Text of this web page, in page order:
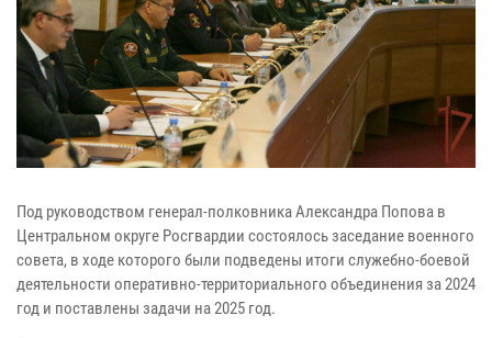
Под руководством генерал-полковника Александра Попова в
Центральном округе Росгвардии состоялось заседание военного
совета, в ходе которого были подведены итоги служебно-боевой
деятельности оперативно-территориального объединения за 2024
год и поставлены задачи на 2025 год.